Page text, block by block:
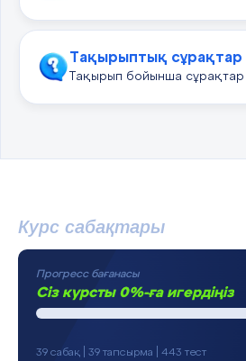
Тақырыптық сұрақтар
Тақырып бойынша сұрақтар
Курс сабақтары
Прогресс бағанасы
Сіз курсты 0%-ға игердіңіз
39 сабақ | 39 тапсырма | 443 тест